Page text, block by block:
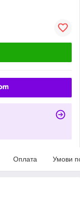
Оплата Умови